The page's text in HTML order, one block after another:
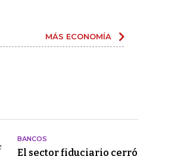
MÁS ECONOMÍA
BANCOS
El sector fiduciario cerró